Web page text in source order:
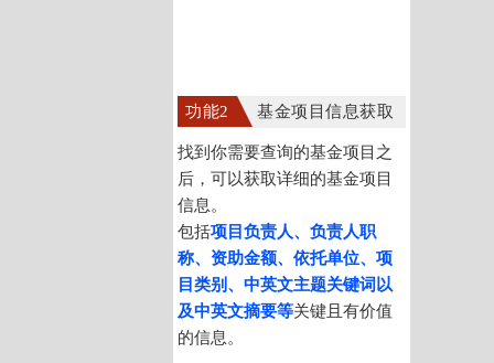
功能2 基金项目信息获取
找到你需要查询的基金项目之
后，可以获取详细的基金项目
信息。
包括项目负责人、负责人职
称、资助金额、依托单位、项
目类别、中英文主题关键词以
及中英文摘要等关键且有价值
的信息。